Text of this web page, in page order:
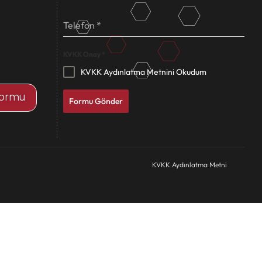
Telefon *
KVKK Aydınlatma Metnini Okudum
Formu Gönder
KVKK Aydınlatma Metni